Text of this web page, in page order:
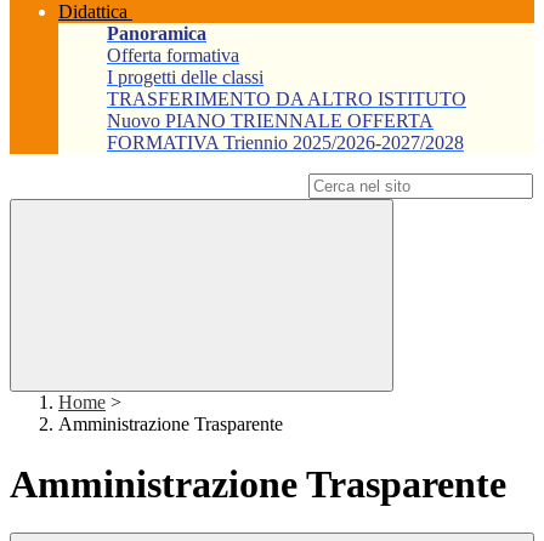
Didattica
Panoramica
Offerta formativa
I progetti delle classi
TRASFERIMENTO DA ALTRO ISTITUTO
Nuovo PIANO TRIENNALE OFFERTA
FORMATIVA Triennio 2025/2026-2027/2028
Home >
Amministrazione Trasparente
Amministrazione Trasparente